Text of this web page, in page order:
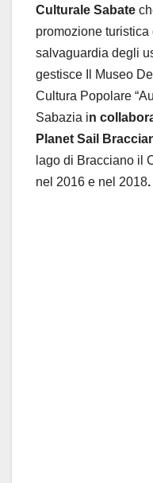
Culturale Sabate
promozione
salvaguardia degli
gestisce Il Museo
Cultura Popolare
Sabazia in
Planet Sail
lago di Bracciano il
nel 2016 e nel 2018.